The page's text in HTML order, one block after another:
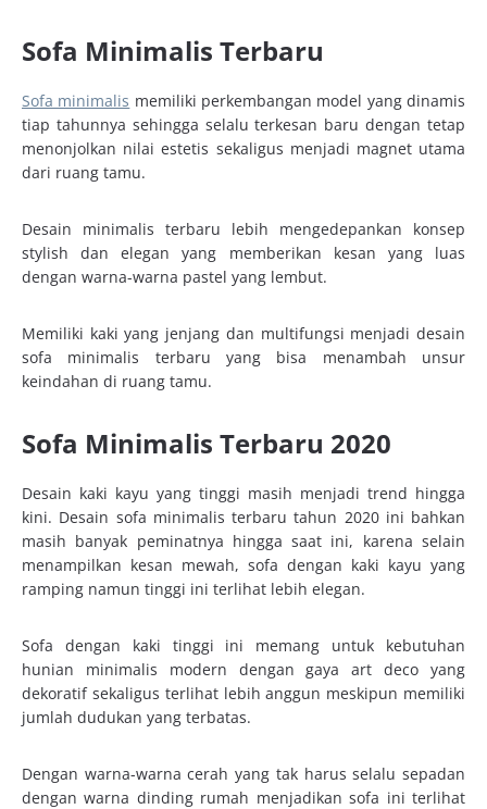
Sofa Minimalis Terbaru
Sofa minimalis memiliki perkembangan model yang dinamis
tiap tahunnya sehingga selalu terkesan baru dengan tetap
menonjolkan nilai estetis sekaligus menjadi magnet utama
dari ruang tamu.
Desain minimalis terbaru lebih mengedepankan konsep
stylish dan elegan yang memberikan kesan yang luas
dengan warna-warna pastel yang lembut.
Memiliki kaki yang jenjang dan multifungsi menjadi desain
sofa minimalis terbaru yang bisa menambah unsur
keindahan di ruang tamu.
Sofa Minimalis Terbaru 2020
Desain kaki kayu yang tinggi masih menjadi trend hingga
kini. Desain sofa minimalis terbaru tahun 2020 ini bahkan
masih banyak peminatnya hingga saat ini, karena selain
menampilkan kesan mewah, sofa dengan kaki kayu yang
ramping namun tinggi ini terlihat lebih elegan.
Sofa dengan kaki tinggi ini memang untuk kebutuhan
hunian minimalis modern dengan gaya art deco yang
dekoratif sekaligus terlihat lebih anggun meskipun memiliki
jumlah dudukan yang terbatas.
Dengan warna-warna cerah yang tak harus selalu sepadan
dengan warna dinding rumah menjadikan sofa ini terlihat